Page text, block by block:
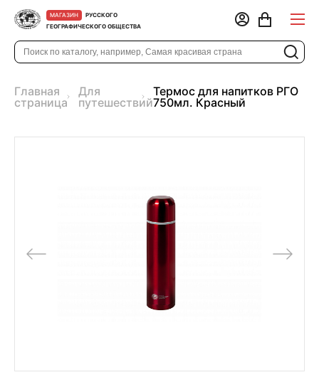
МАГАЗИН
РУССКОГО
ГЕОГРАФИЧЕСКОГО ОБЩЕСТВА
Главная
страница
Для
путешествий
Термос для напитков РГО
750мл. Красный